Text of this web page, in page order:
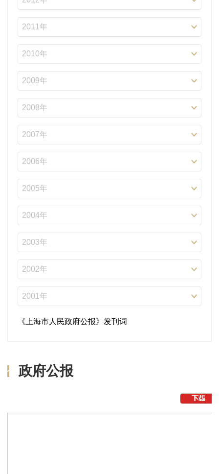
《上海市人民政府公报》发刊词
政府公报